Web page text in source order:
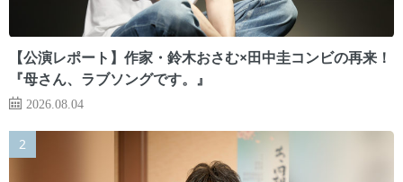
【公演レポート】作家・鈴木おさむ×田中圭コンビの再来！
『母さん、ラブソングです。』
2026.08.04